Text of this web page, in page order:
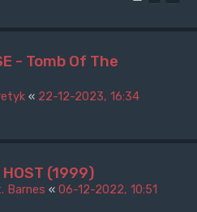
- Tomb Of The
« 22-12-2023, 16:34
HOST (1999)
Barnes « 06-12-2022, 10:51